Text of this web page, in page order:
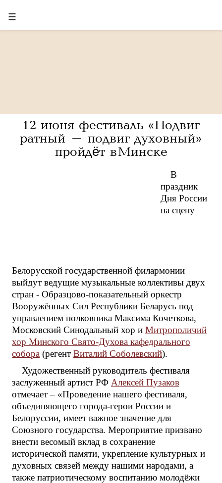
☰
12 июня фестиваль «Подвиг
ратный – подвиг духовный»
пройдёт в Минске
В
праздник
Дня России
на сцену
Белорусской государственной филармонии
выйдут ведущие музыкальные коллективы двух
стран - Образцово-показательный оркестр
Вооружённых Сил Республики Беларусь под
управлением полковника Максима Кочеткова,
Московский Синодальный хор и Митрополичий
хор Минского Свято-Духова кафедрального
собора (регент Виталий Соболевский).
Художественный руководитель фестиваля
заслуженный артист РФ Алексей Пузаков
отмечает – «Проведение нашего фестиваля,
объединяющего города-герои России и
Белоруссии, имеет важное значение для
Союзного государства. Мероприятие призвано
внести весомый вклад в сохранение
исторической памяти, укрепление культурных и
духовных связей между нашими народами, а
также патриотическому воспитанию молодёжи